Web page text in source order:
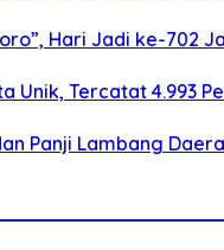
Hari Jadi ke-702
Tercatat 4.993
Panji Lambang